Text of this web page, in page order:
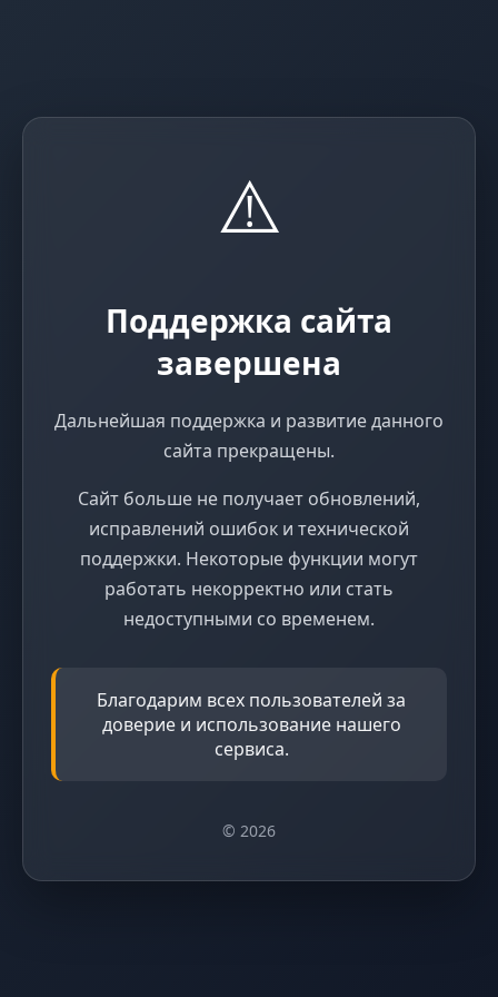
⚠️
Поддержка сайта
завершена
Дальнейшая поддержка и развитие данного
сайта прекращены.
Сайт больше не получает обновлений,
исправлений ошибок и технической
поддержки. Некоторые функции могут
работать некорректно или стать
недоступными со временем.
Благодарим всех пользователей за
доверие и использование нашего
сервиса.
© 2026